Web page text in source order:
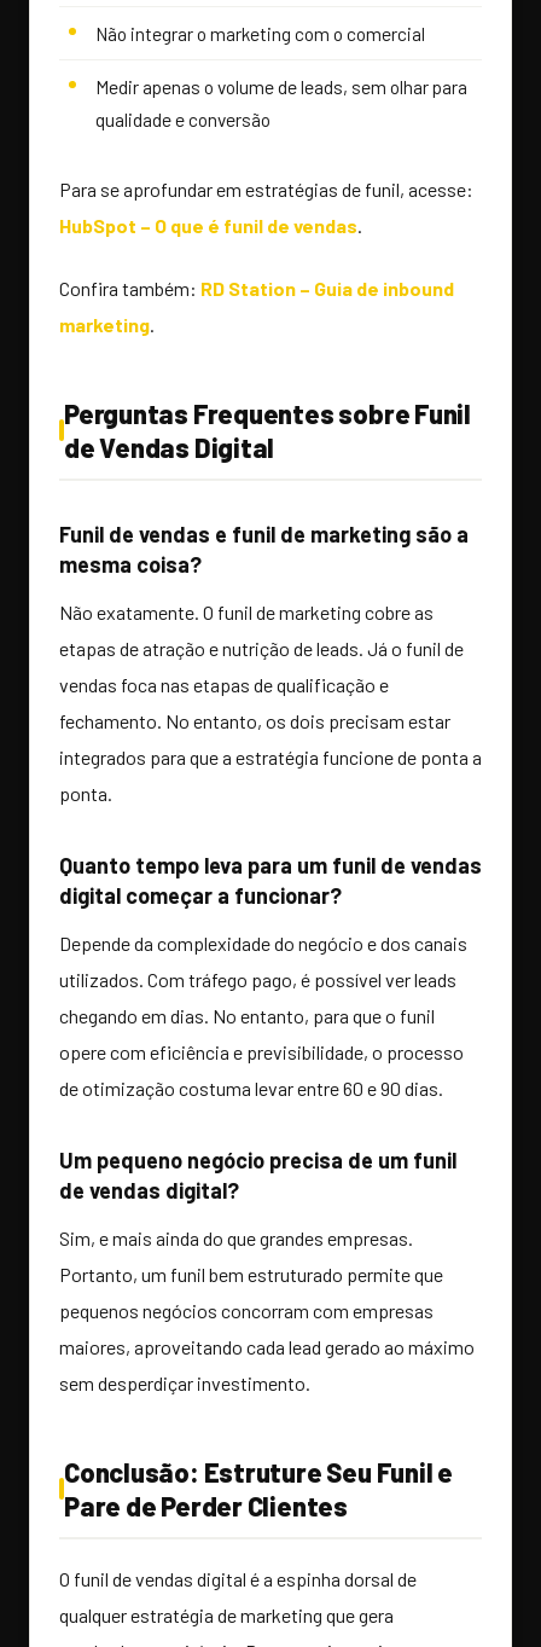
Não integrar o marketing com o comercial
Medir apenas o volume de leads, sem olhar para
qualidade e conversão
Para se aprofundar em estratégias de funil, acesse:
HubSpot – O que é funil de vendas.
Confira também: RD Station – Guia de inbound
marketing.
Perguntas Frequentes sobre Funil
de Vendas Digital
Funil de vendas e funil de marketing são a
mesma coisa?
Não exatamente. O funil de marketing cobre as
etapas de atração e nutrição de leads. Já o funil de
vendas foca nas etapas de qualificação e
fechamento. No entanto, os dois precisam estar
integrados para que a estratégia funcione de ponta a
ponta.
Quanto tempo leva para um funil de vendas
digital começar a funcionar?
Depende da complexidade do negócio e dos canais
utilizados. Com tráfego pago, é possível ver leads
chegando em dias. No entanto, para que o funil
opere com eficiência e previsibilidade, o processo
de otimização costuma levar entre 60 e 90 dias.
Um pequeno negócio precisa de um funil
de vendas digital?
Sim, e mais ainda do que grandes empresas.
Portanto, um funil bem estruturado permite que
pequenos negócios concorram com empresas
maiores, aproveitando cada lead gerado ao máximo
sem desperdiçar investimento.
Conclusão: Estruture Seu Funil e
Pare de Perder Clientes
O funil de vendas digital é a espinha dorsal de
qualquer estratégia de marketing que gera